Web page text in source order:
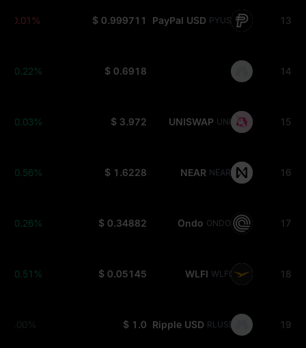
13
PayPal USD PYUSD
$ 0.999711
-0.01%
14
$ 0.6918
+0.22%
15
UNISWAP UNI
$ 3.972
+0.03%
16
NEAR NEAR
$ 1.6228
+0.56%
17
Ondo ONDO
$ 0.34882
+0.26%
18
WLFI WLFI
$ 0.05145
+0.51%
19
Ripple USD RLUSD
$ 1.0
0.00%